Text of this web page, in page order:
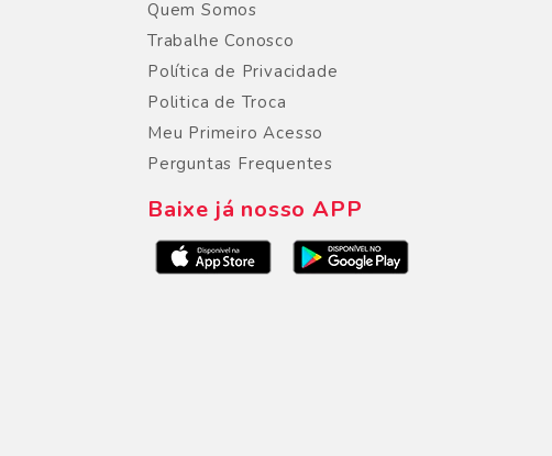
Quem Somos
Trabalhe Conosco
Política de Privacidade
Politica de Troca
Meu Primeiro Acesso
Perguntas Frequentes
Baixe já nosso APP